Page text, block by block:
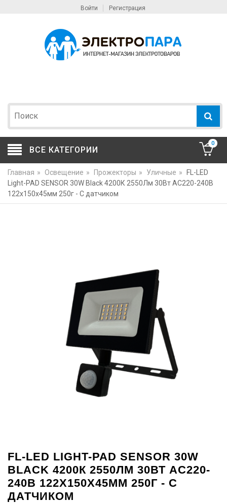
Войти Регистрация
ВСЕ КАТЕГОРИИ
0
Главная » Освещение » Прожекторы » Уличные »
FL-LED
Light-PAD SENSOR 30W Black 4200К 2550Лм 30Вт AC220-240В
122x150x45мм 250г - С датчиком
FL-LED LIGHT-PAD SENSOR 30W
BLACK 4200К 2550ЛМ 30ВТ AC220-
240В 122X150X45ММ 250Г - С
ДАТЧИКОМ